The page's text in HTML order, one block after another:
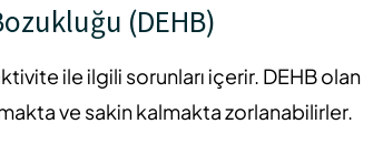
(DEHB)
ile ilgili sorunları içerir. DEHB olan
ve sakin kalmakta zorlanabilirler.